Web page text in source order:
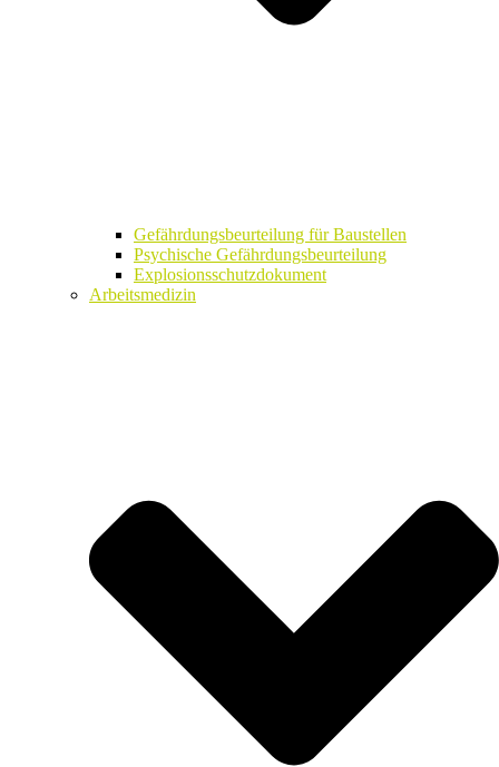
Gefährdungsbeurteilung für Baustellen
Psychische Gefährdungsbeurteilung
Explosionsschutzdokument
Arbeitsmedizin